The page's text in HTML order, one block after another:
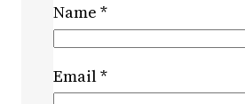
Name *
Email*